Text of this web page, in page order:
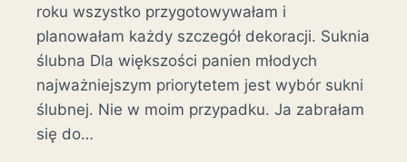
roku wszystko przygotowywałam i
planowałam każdy szczegół dekoracji. Suknia
ślubna Dla większości panien młodych
najważniejszym priorytetem jest wybór sukni
ślubnej. Nie w moim przypadku. Ja zabrałam
się do…